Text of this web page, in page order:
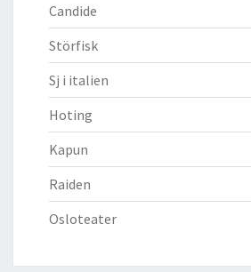
Candide
Störfisk
Sj i italien
Hoting
Kapun
Raiden
Osloteater